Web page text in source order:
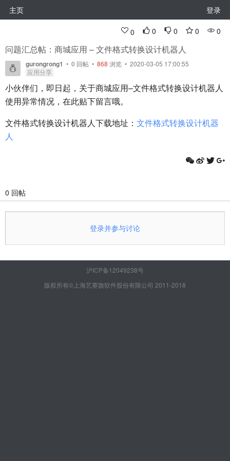
主页 登录
0 0 0 0 0
问题汇总帖：商城应用 – 文件格式转换设计机器人
gurongrong1 • 0 回帖 • 868 浏览 • 2020-03-05 17:00:55
应用分享
小伙伴们，即日起，关于商城应用–文件格式转换设计机器人
使用异常情况，在此贴下留言哦。
文件格式转换设计机器人下载地址： 文件格式转换设计机器
人
0 回帖
登录并参与讨论
沪ICP备12049238号
版权所有©上海艺赛旗软件股份有限公司 2011-2018